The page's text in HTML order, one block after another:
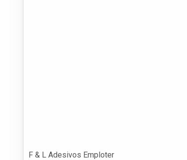
F & L Adesivos Emploter